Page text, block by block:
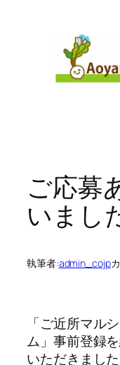
ご応募
いまし
執筆者:admin_cojp
「ご近所マル
ム」事前登録
いただきまし